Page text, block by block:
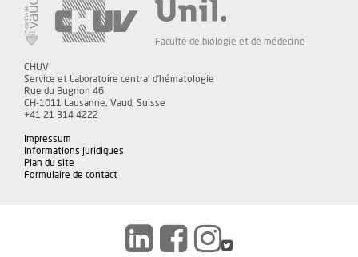
Faculté de biologie et de médecine
CHUV
Service et Laboratoire central d'hématologie
Rue du Bugnon 46
CH-1011 Lausanne, Vaud, Suisse
+41 21 314 4222
Impressum
Informations juridiques
Plan du site
Formulaire de contact